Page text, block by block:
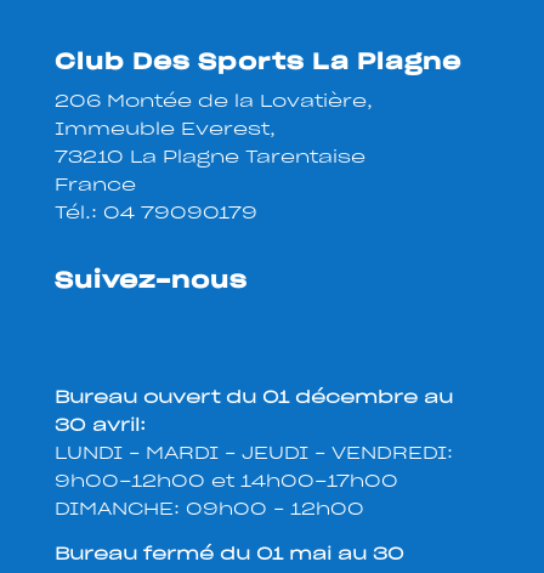
Club Des Sports La Plagne
206 Montée de la Lovatière,
Immeuble Everest,
73210 La Plagne Tarentaise
France
Tél.: 04 79090179
Suivez-nous
Bureau ouvert du 01 décembre au
30 avril:
LUNDI – MARDI – JEUDI – VENDREDI:
9h00-12h00 et 14h00-17h00
DIMANCHE: 09h00 – 12h00
Bureau fermé du 01 mai au 30